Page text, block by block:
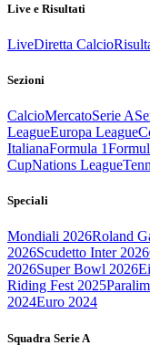
Live e Risultati
LiveDiretta Calcio
Sezioni
CalcioMercatoSerie A
LeagueEuropa League
ItalianaFormula 1
CupNations League
Speciali
Mondiali 2026Roland
2026Scudetto Inter 2026
2026Super Bowl 2026
Riding Fest 2025
2024Euro 2024
Squadra Serie A